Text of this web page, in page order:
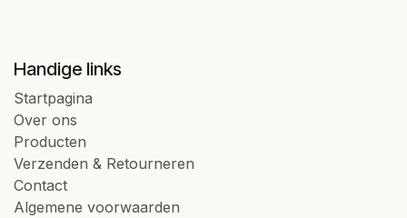
Handige links
Startpagina
Over ons
Producten
Verzenden & Retourneren
Contact
Algemene voorwaarden